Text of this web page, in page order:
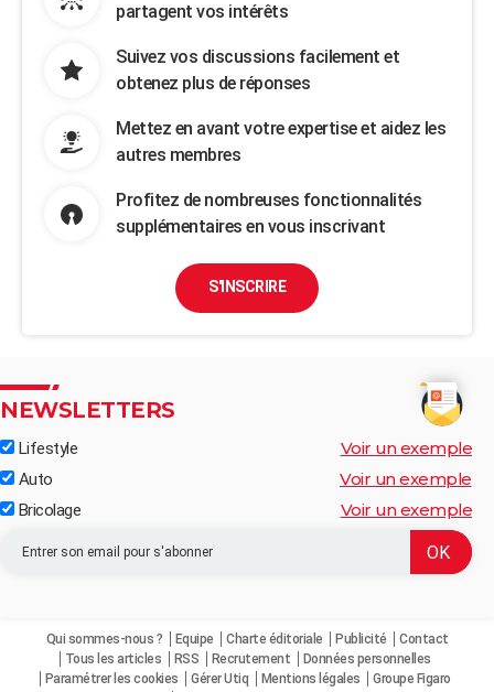
partagent vos intérêts
Suivez vos discussions facilement et
obtenez plus de réponses
Mettez en avant votre expertise et aidez les
autres membres
Profitez de nombreuses fonctionnalités
supplémentaires en vous inscrivant
S'INSCRIRE
NEWSLETTERS
Lifestyle Voir un exemple
Auto Voir un exemple
Bricolage Voir un exemple
Qui sommes-nous ? Equipe Charte éditoriale Publicité
Contact
Tous les articles
RSS Recrutement
Données personnelles
Paramétrer les cookies
Gérer Utiq Mentions légales
Groupe Figaro